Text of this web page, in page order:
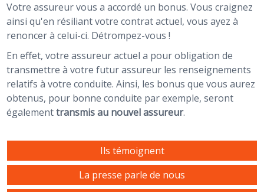
Votre assureur vous a accordé un bonus. Vous craignez
ainsi qu'en résiliant votre contrat actuel, vous ayez à
renoncer à celui-ci. Détrompez-vous !
En effet, votre assureur actuel a pour obligation de
transmettre à votre futur assureur les renseignements
relatifs à votre conduite. Ainsi, les bonus que vous aurez
obtenus, pour bonne conduite par exemple, seront
égalementtransmis au nouvel assureur.
Ils témoignent
La presse parle de nous